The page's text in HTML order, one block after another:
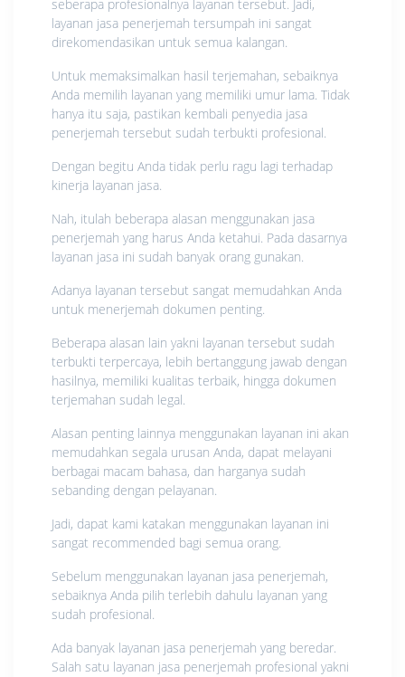
seberapa profesionalnya layanan tersebut. Jadi,
layanan jasa penerjemah tersumpah ini sangat
direkomendasikan untuk semua kalangan.
Untuk memaksimalkan hasil terjemahan, sebaiknya
Anda memilih layanan yang memiliki umur lama. Tidak
hanya itu saja, pastikan kembali penyedia jasa
penerjemah tersebut sudah terbukti profesional.
Dengan begitu Anda tidak perlu ragu lagi terhadap
kinerja layanan jasa.
Nah, itulah beberapa alasan menggunakan jasa
penerjemah yang harus Anda ketahui. Pada dasarnya
layanan jasa ini sudah banyak orang gunakan.
Adanya layanan tersebut sangat memudahkan Anda
untuk menerjemah dokumen penting.
Beberapa alasan lain yakni layanan tersebut sudah
terbukti terpercaya, lebih bertanggung jawab dengan
hasilnya, memiliki kualitas terbaik, hingga dokumen
terjemahan sudah legal.
Alasan penting lainnya menggunakan layanan ini akan
memudahkan segala urusan Anda, dapat melayani
berbagai macam bahasa, dan harganya sudah
sebanding dengan pelayanan.
Jadi, dapat kami katakan menggunakan layanan ini
sangat recommended bagi semua orang.
Sebelum menggunakan layanan jasa penerjemah,
sebaiknya Anda pilih terlebih dahulu layanan yang
sudah profesional.
Ada banyak layanan jasa penerjemah yang beredar.
Salah satu layanan jasa penerjemah profesional yakni